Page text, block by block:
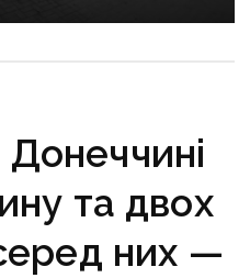
Донеччині
та двох
них —